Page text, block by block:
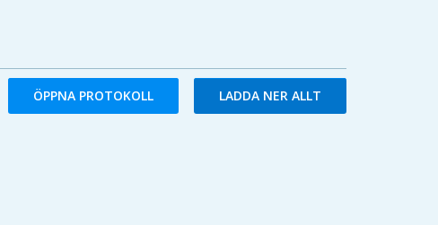
ÖPPNA PROTOKOLL LADDA NER ALLT